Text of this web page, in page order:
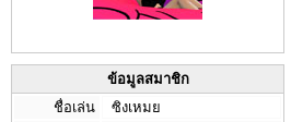
ข้อมูลสมาชิก
ชื่อเล่น
ซิงเหมย